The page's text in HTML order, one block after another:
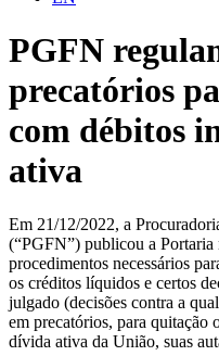
PGFN
precatórios
com débitos
ativa
Em 21/12/2022, a
(“PGFN”) publicou a Portaria
procedimentos necessários
os créditos líquidos e certos
julgado (decisões contra a
em precatórios, para quitação
dívida ativa da União, suas